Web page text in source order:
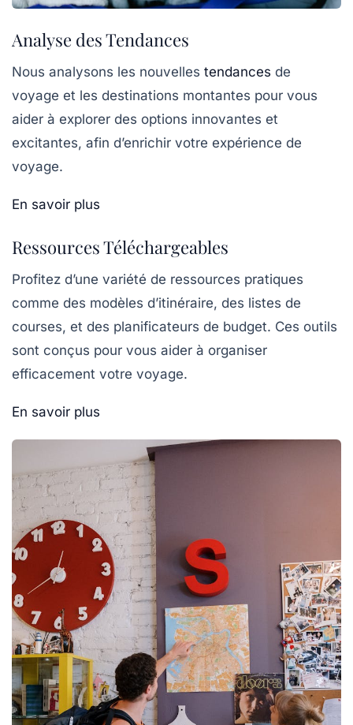
Analyse des Tendances
Nous analysons les nouvelles tendances de
voyage et les destinations montantes pour vous
aider à explorer des options innovantes et
excitantes, afin d’enrichir votre expérience de
voyage.
En savoir plus
Ressources Téléchargeables
Profitez d’une variété de ressources pratiques
comme des modèles d’itinéraire, des listes de
courses, et des planificateurs de budget. Ces outils
sont conçus pour vous aider à organiser
efficacement votre voyage.
En savoir plus